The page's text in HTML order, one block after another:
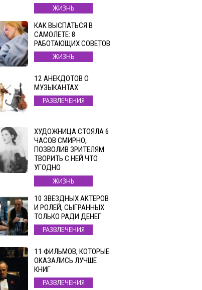
ЖИЗНЬ
КАК ВЫСПАТЬСЯ В
САМОЛЕТЕ: 8
РАБОТАЮЩИХ СОВЕТОВ
ЖИЗНЬ
12 АНЕКДОТОВ О
МУЗЫКАНТАХ
РАЗВЛЕЧЕНИЯ
ХУДОЖНИЦА СТОЯЛА 6
ЧАСОВ СМИРНО,
ПОЗВОЛИВ ЗРИТЕЛЯМ
ТВОРИТЬ С НЕЙ ЧТО
УГОДНО
ЖИЗНЬ
10 ЗВЕЗДНЫХ АКТЕРОВ
И РОЛЕЙ, СЫГРАННЫХ
ТОЛЬКО РАДИ ДЕНЕГ
РАЗВЛЕЧЕНИЯ
11 ФИЛЬМОВ, КОТОРЫЕ
ОКАЗАЛИСЬ ЛУЧШЕ
КНИГ
РАЗВЛЕЧЕНИЯ